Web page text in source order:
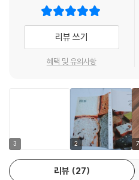
- 내 식빵 왜 이럴까요? 식빵 Q&A
CLASS 06. 식빵의 활용
01. 기본토스트
02. 애플시나몬토스트
06. 감자에그샌드위치
07. BLT샌드위치
08. 과일샌드위치
09. 크로크무슈
있다면 참 좋겠다는 생각이 들었습니다.
이 세상에는 정말 다양한 종류의 빵
고 편안하게 다가가는 빵이 무엇일까
습니다. 어릴 적 동네 빵집 앞을 지날
솔솔 올라오는 덩어리 식빵을 보며
에 대한 책을 만들어보고 싶었습니다.
식빵을 잘 만들어보고 싶은데 자꾸
식빵부터 한번 만들어보고 싶은 분,
은 분, 그 모든 분들이 이 책을 통해 도
리뷰 쓰기
혜택 및 유의사항
3 2 7
리뷰 27